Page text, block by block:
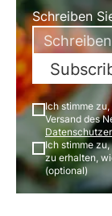
Schreiben
Ich stimme
Versand des
Ich stimme
zu erhalten,
(optional)